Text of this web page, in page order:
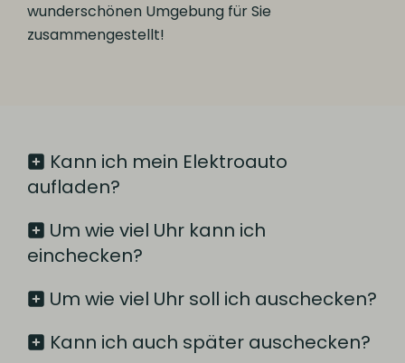
wunderschönen Umgebung für Sie
zusammengestellt!
Kann ich mein Elektroauto
aufladen?
Um wie viel Uhr kann ich
einchecken?
Um wie viel Uhr soll ich auschecken?
Kann ich auch später auschecken?